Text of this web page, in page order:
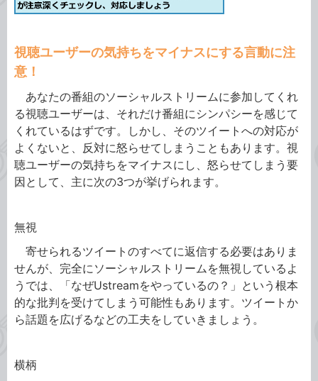
視聴ユーザーの気持ちをマイナスにする言動に注
意！
あなたの番組のソーシャルストリームに参加してくれ
る視聴ユーザーは、それだけ番組にシンパシーを感じて
くれているはずです。しかし、そのツイートへの対応が
よくないと、反対に怒らせてしまうこともあります。視
聴ユーザーの気持ちをマイナスにし、怒らせてしまう要
因として、主に次の3つが挙げられます。
無視
寄せられるツイートのすべてに返信する必要はありま
せんが、完全にソーシャルストリームを無視しているよ
うでは、「なぜUstreamをやっているの？」という根本
的な批判を受けてしまう可能性もあります。ツイートか
ら話題を広げるなどの工夫をしていきましょう。
横柄